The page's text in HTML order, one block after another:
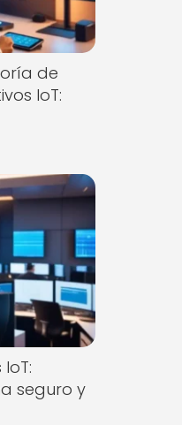
de
IoT:
seguro y